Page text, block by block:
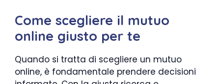
Come scegliere il mutuo
online giusto per te
Quando si tratta di scegliere un mutuo
online, è fondamentale prendere decisioni